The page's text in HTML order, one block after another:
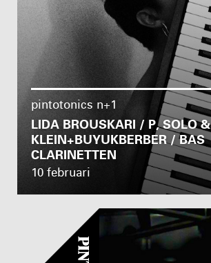
pintotonics n+1
LIDA BROUSKARI / P, SOLO &
KLEIN+BUYUKBERBER / BAS
CLARINETTEN
10 februari